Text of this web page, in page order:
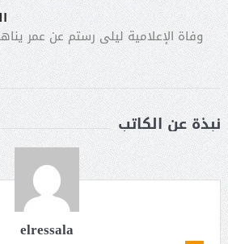
وفاة الإعلامية ليلى رستم عن عمر يناهز 88
نبذة عن الكاتب
elressala